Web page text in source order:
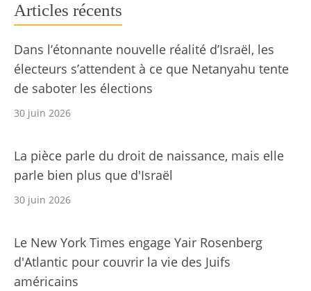
Articles récents
Dans l’étonnante nouvelle réalité d’Israël, les
électeurs s’attendent à ce que Netanyahu tente
de saboter les élections
30 juin 2026
La pièce parle du droit de naissance, mais elle
parle bien plus que d'Israël
30 juin 2026
Le New York Times engage Yair Rosenberg
d'Atlantic pour couvrir la vie des Juifs
américains